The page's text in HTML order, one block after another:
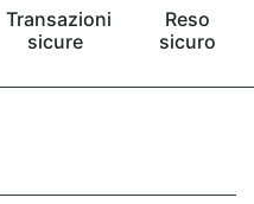
Transazioni
sicure
Reso
sicuro